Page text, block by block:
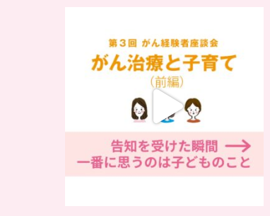
座談会でお話ししていることを
5 0